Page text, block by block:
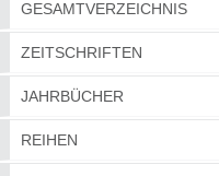
GESAMTVERZEICHNIS
ZEITSCHRIFTEN
JAHRBÜCHER
REIHEN